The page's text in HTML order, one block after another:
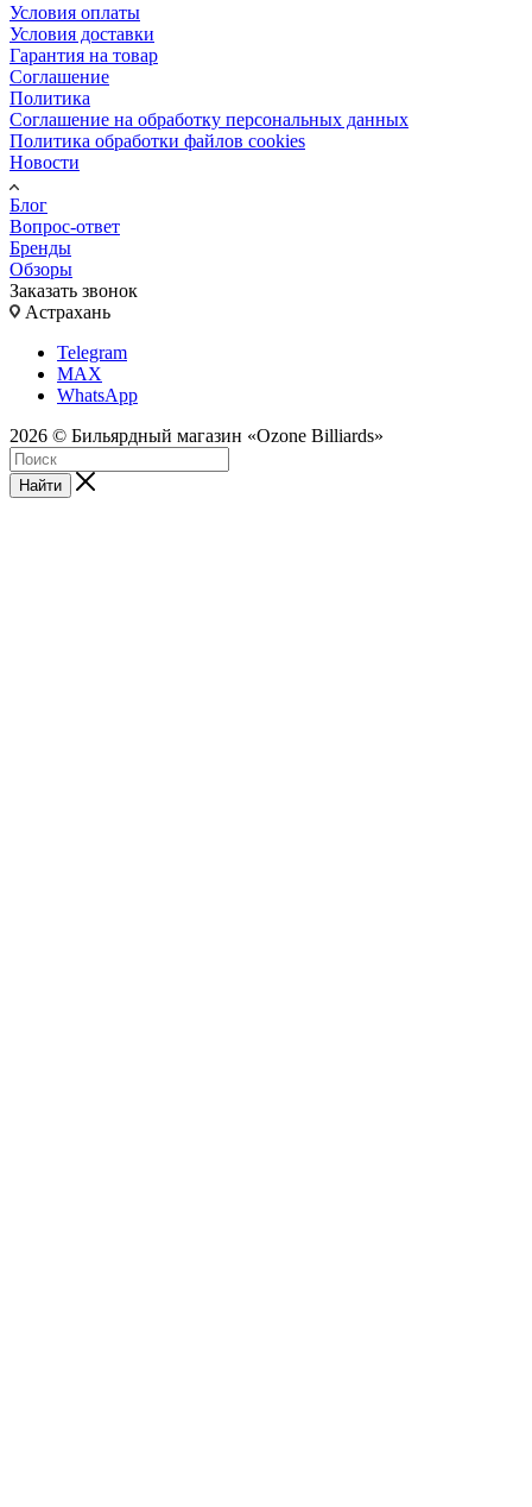
Условия оплаты
Условия доставки
Гарантия на товар
Соглашение
Политика
Соглашение на обработку персональных данных
Политика обработки файлов cookies
Новости
Блог
Вопрос-ответ
Бренды
Обзоры
Заказать звонок
Астрахань
Telegram
MAX
WhatsApp
2026 © Бильярдный магазин «Ozone Billiards»
Найти